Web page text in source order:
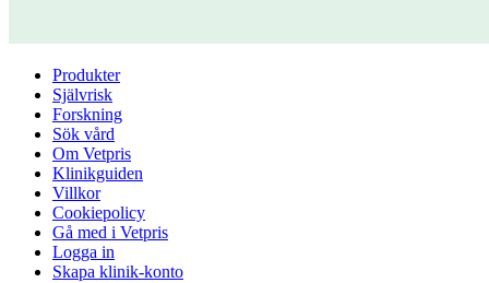
Produkter
Självrisk
Forskning
Sök vård
Om Vetpris
Klinikguiden
Villkor
Cookiepolicy
Gå med i Vetpris
Logga in
Skapa klinik-konto